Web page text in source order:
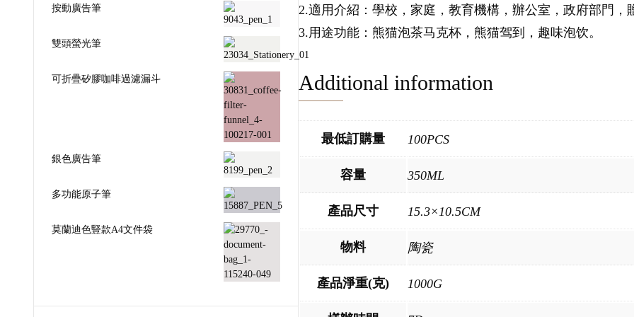
2.適用介紹：學校，家庭，教育機構，辦公室，政府部門，
3.用途功能：熊猫泡茶马克杯，熊猫驾到，趣味泡饮。
Additional information
最低訂購量 100PCS
容量 350ML
產品尺寸 15.3×10.5CM
物料 陶瓷
產品淨重(克) 1000G
按動廣告筆
雙頭螢光筆
可折疊矽膠咖啡過濾漏斗
銀色廣告筆
多功能原子筆
莫蘭迪色豎款A4文件袋